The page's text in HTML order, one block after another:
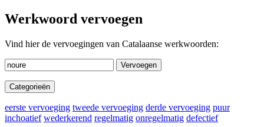
Werkwoord vervoegen
Vind hier de vervoegingen van Catalaanse werkwoorden:
Vervoegen
Categorieën
eerste vervoeging tweede vervoeging derde vervoeging puur
inchoatief wederkerend regelmatig onregelmatig defectief